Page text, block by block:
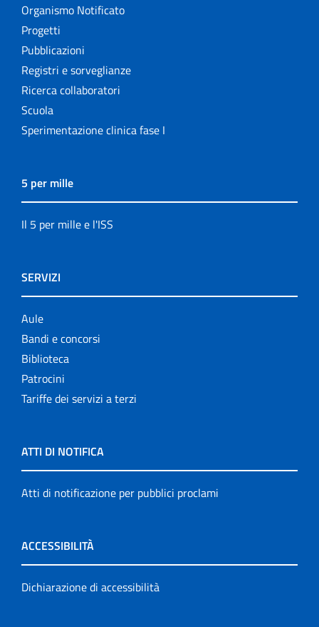
Organismo Notificato
Progetti
Pubblicazioni
Registri e sorveglianze
Ricerca collaboratori
Scuola
Sperimentazione clinica fase I
5 per mille
Il 5 per mille e l'ISS
SERVIZI
Aule
Bandi e concorsi
Biblioteca
Patrocini
Tariffe dei servizi a terzi
ATTI DI NOTIFICA
Atti di notificazione per pubblici proclami
ACCESSIBILITÀ
Dichiarazione di accessibilità